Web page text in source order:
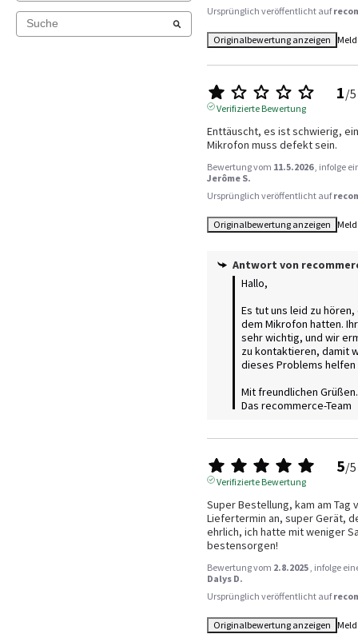
Ursprünglich veröffentlicht auf
Originalbewertung anzeigen
1/5
Verifizierte Bewertung
Enttäuscht, es ist schwierig,
Mikrofon muss defekt sein.
Bewertung vom 11.5.2026 , infolge
Jerôme S.
Ursprünglich veröffentlicht auf
Originalbewertung anzeigen
Antwort von
Hallo,
Es tut uns leid zu
dem Mikrofon hatten.
sehr wichtig, und wir
zu kontaktieren, damit
dieses Problems helfen
Mit freundlichen Grüßen.
Das recommerce-Team
5/5
Verifizierte Bewertung
Super Bestellung, kam am
Liefertermin an, super Gerät,
ehrlich, ich hatte mit weniger
bestensorgen!
Bewertung vom 2.8.2025 , infolge
Dalys D.
Ursprünglich veröffentlicht auf
Originalbewertung anzeigen